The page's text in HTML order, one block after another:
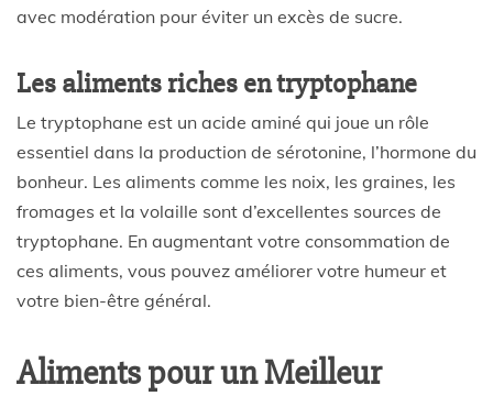
avec modération pour éviter un excès de sucre.
Les aliments riches en tryptophane
Le tryptophane est un acide aminé qui joue un rôle
essentiel dans la production de sérotonine, l’hormone du
bonheur. Les aliments comme les noix, les graines, les
fromages et la volaille sont d’excellentes sources de
tryptophane. En augmentant votre consommation de
ces aliments, vous pouvez améliorer votre humeur et
votre bien-être général.
Aliments pour un Meilleur